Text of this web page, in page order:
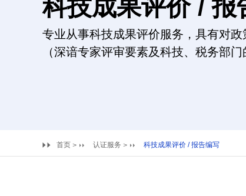
科技成果评价 / 报
专业从事科技成果评价服务，具有对
（深谙专家评审要素及科技、税务部
首页 > 认证服务 > 科技成果评价 / 报告编写